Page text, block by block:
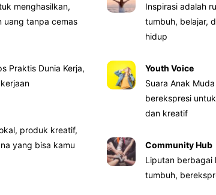
menghasilkan,
uang tanpa cemas
Praktis Dunia Kerja,
produk kreatif,
yang bisa kamu
Inspirasi adalah
tumbuh, belajar,
hidup
Youth Voice
Suara Anak
berekspresi
dan kreatif
Community Hub
Liputan berbagai
tumbuh,